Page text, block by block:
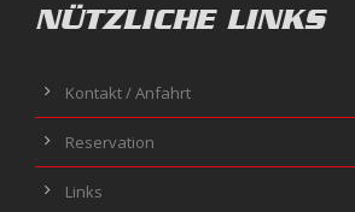
NÜTZLICHE LINKS
Kontakt / Anfahrt
Reservation
Links